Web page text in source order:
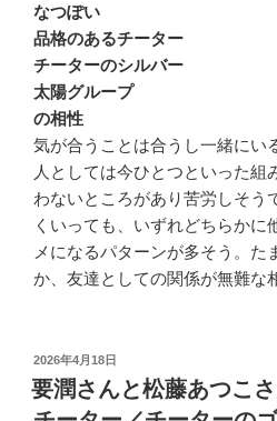
なつぽい
品格のあるチーター
チーターのシルバー
太陽グループ
の相性
気が合うことは合うし一緒にい
人としては今ひとつといった組
わないところがあり苦労しそう
くいっても、いずれどちらかに
メになるパターンが多そう。た
か、友達としての関係が無難な
投
稿
日:
2026年4月18日
要潤さんと松藤あつこ